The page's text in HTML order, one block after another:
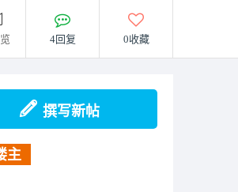
4回复 0收藏
撰写新帖
主